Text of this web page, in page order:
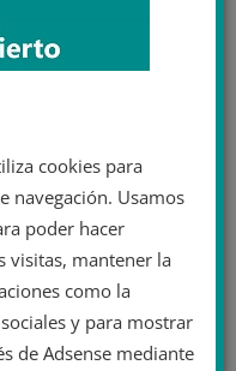
cookies para
navegación. Usamos
poder hacer
visitas, mantener la
como la
y para mostrar
de Adsense mediante